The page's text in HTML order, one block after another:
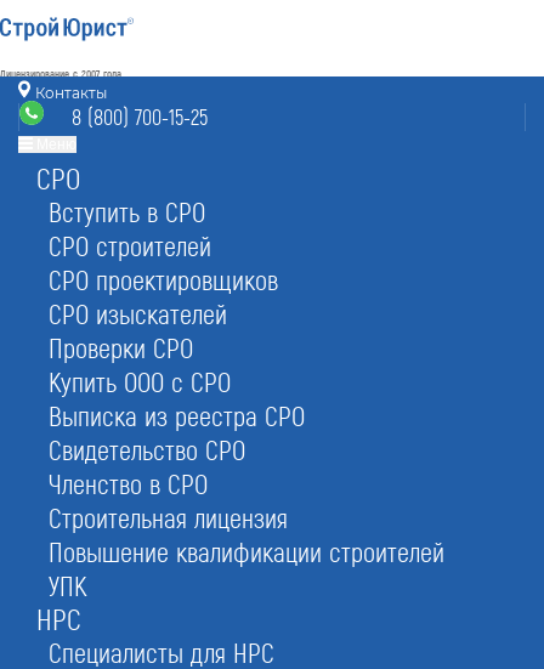
Лицензирование с 2007 года
4.93
Наш рейтинг
80отзывов
режим работы
без выходных 7:00-20:00
8 (800) 700-15-25
Электросталь, ул. Ялагина 17, офис 221
Контакты
8 (800) 700-15-25
СРО
Вступить в СРО
СРО строителей
СРО проектировщиков
СРО изыскателей
Проверки СРО
Купить ООО с СРО
Выписка из реестра СРО
Свидетельство СРО
Членство в СРО
Строительная лицензия
Повышение квалификации строителей
УПК
НРС
Специалисты для НРС
Услуги Юр. услуги
Ликвидация ООО
в Электростали
Ликвидировать фирму за 3 месяца